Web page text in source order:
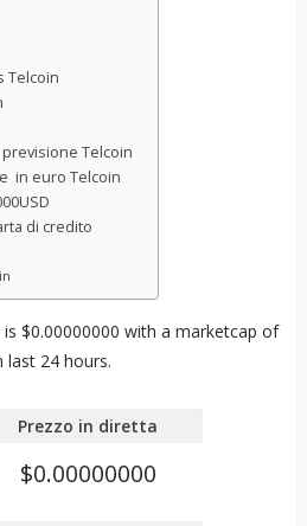
Telcoin
Telcoin
in euro Telcoin
di credito
$0.00000000 with a marketcap of
last 24 hours.
Prezzo in diretta
$0.00000000